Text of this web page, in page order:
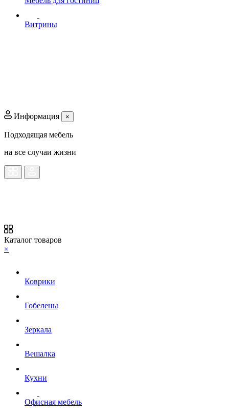
Витрины
Информация ×
Подходящая мебель
на все случаи жизни
Каталог товаров
×
Коврики
Гобелены
Зеркала
Вешалка
Кухни
Офисная мебель